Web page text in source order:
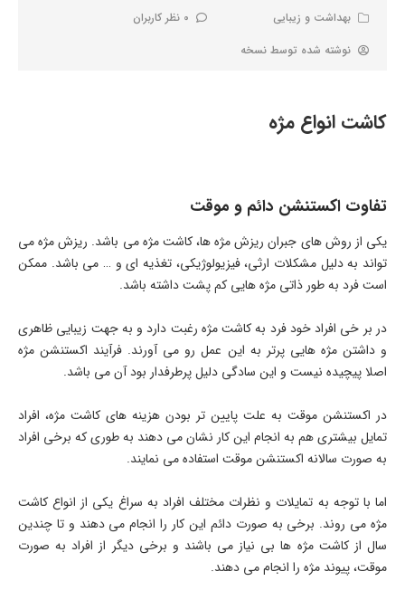
بهداشت و زیبایی
0 نظر کاربران
نوشته شده توسط نسخه
کاشت انواع مژه
تفاوت اکستنشن دائم و موقت
یکی از روش های جبران ریزش مژه ها، کاشت مژه می باشد. ریزش مژه می
تواند به دلیل مشکلات ارثی، فیزیولوژیکی، تغذیه ای و … می باشد. ممکن
است فرد به طور ذاتی مژه هایی کم پشت داشته باشد.
در بر خی افراد خود فرد به کاشت مژه رغبت دارد و به جهت زیبایی ظاهری
و داشتن مژه هایی پرتر به این عمل رو می آورند. فرآیند اکستنشن مژه
اصلا پیچیده نیست و این سادگی دلیل پرطرفدار بود آن می باشد.
در اکستنشن موقت به علت پایین تر بودن هزینه های کاشت مژه، افراد
تمایل بیشتری هم به انجام این کار نشان می دهند به طوری که برخی افراد
به صورت سالانه اکستنشن موقت استفاده می نمایند.
اما با توجه به تمایلات و نظرات مختلف افراد به سراغ یکی از انواع کاشت
مژه می روند. برخی به صورت دائم این کار را انجام می دهند و تا چندین
سال از کاشت مژه ها بی نیاز می باشند و برخی دیگر از افراد به صورت
موقت، پیوند مژه را انجام می دهند.